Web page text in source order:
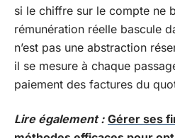
si le chiffre sur le compte ne
rémunération réelle bascule
n’est pas une abstraction
il se mesure à chaque
paiement des factures du
Lire également : Gérer ses